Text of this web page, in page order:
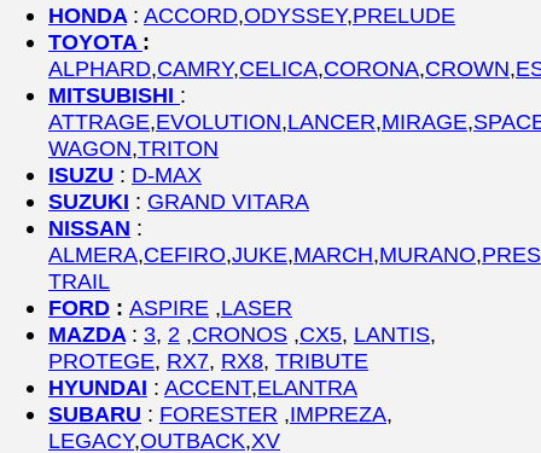
HONDA : ACCORD,ODYSSEY,PRELUDE
TOYOTA :
ALPHARD,CAMRY,CELICA,CORONA,CROWN,
MITSUBISHI :
ATTRAGE,EVOLUTION,LANCER,MIRAGE,
WAGON,TRITON
ISUZU : D-MAX
SUZUKI : GRAND VITARA
NISSAN :
ALMERA,CEFIRO,JUKE,MARCH,MURANO,
TRAIL
FORD : ASPIRE ,LASER
MAZDA : 3, 2 ,CRONOS ,CX5, LANTIS,
PROTEGE, RX7, RX8, TRIBUTE
HYUNDAI : ACCENT,ELANTRA
SUBARU : FORESTER ,IMPREZA,
LEGACY,OUTBACK,XV